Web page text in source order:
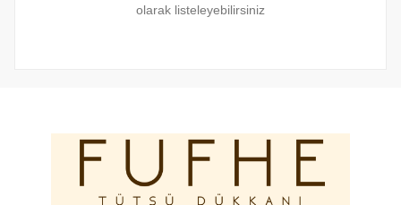
olarak listeleyebilirsiniz